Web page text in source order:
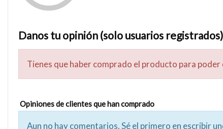
Danos tu opinión (solo usuarios registrados)
Tienes que haber comprado el producto para poder
Opiniones de clientes que han comprado
Aun no hay comentarios. Sé el primero en escribir